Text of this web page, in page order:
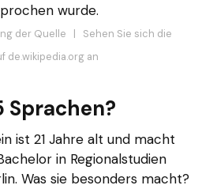
wurde.
der Quelle | Sehen Sie sich die
de.wikipedia.org an
Sprachen?
ist 21 Jahre alt und macht
in Regionalstudien
Was sie besonders macht?